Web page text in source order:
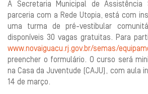
A Secretaria Municipal de Assistência
parceria com a Rede Utopia, está com
uma turma de pré-vestibular
disponíveis 30 vagas gratuitas. Para
www.novaiguacu.rj.gov.br/semas/
preencher o formulário. O curso será
na Casa da Juventude (CAJU), com aula
14 de março.